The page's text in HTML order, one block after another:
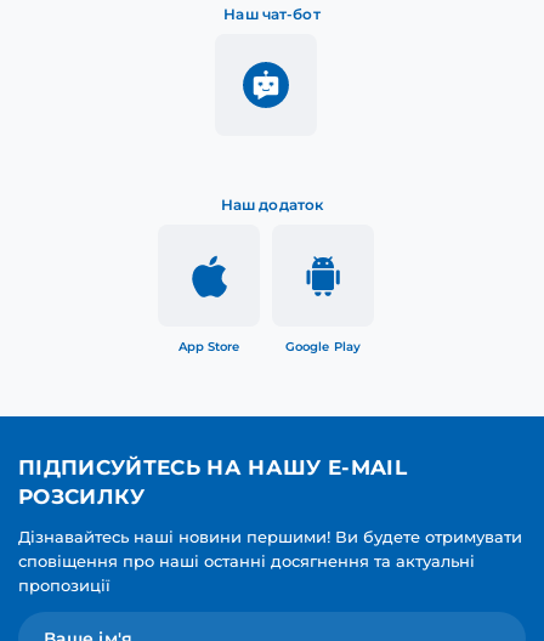
Наш додаток
App Store Google Play
Наш чат-бот
ПІДПИСУЙТЕСЬ НА НАШУ E-MAIL
РОЗСИЛКУ
Дізнавайтесь наші новини першими! Ви будете отримувати
сповіщення про наші останні досягнення та актуальні
пропозиції